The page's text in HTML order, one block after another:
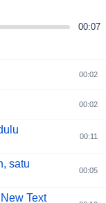
00:07
00:02
00:02
00:11
satu
00:05
Text